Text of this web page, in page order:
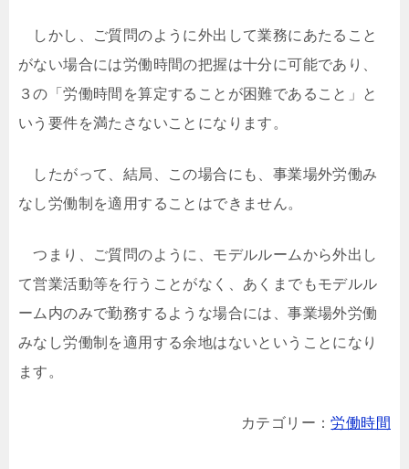
しかし、ご質問のように外出して業務にあたること
がない場合には労働時間の把握は十分に可能であり、
３の「労働時間を算定することが困難であること」と
いう要件を満たさないことになります。
したがって、結局、この場合にも、事業場外労働み
なし労働制を適用することはできません。
つまり、ご質問のように、モデルルームから外出し
て営業活動等を行うことがなく、あくまでもモデルル
ーム内のみで勤務するような場合には、事業場外労働
みなし労働制を適用する余地はないということになり
ます。
カテゴリー：労働時間